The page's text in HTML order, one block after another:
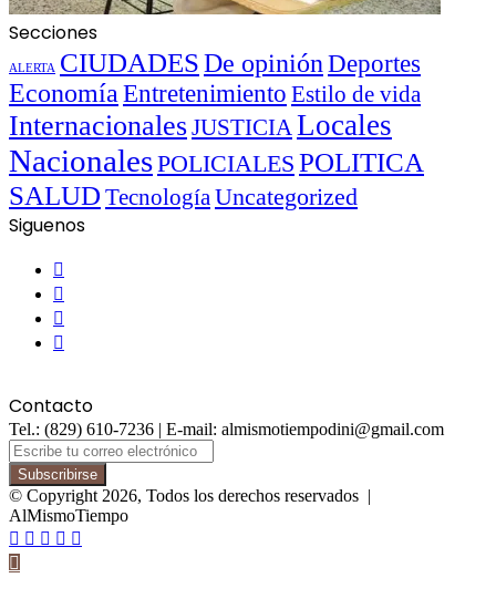
Secciones
ALERTA CIUDADESDe opinión Deportes
Economía Entretenimiento Estilo de vida
InternacionalesJUSTICIA Locales
NacionalesPOLICIALES POLITICA
SALUD Tecnología Uncategorized
Siguenos
Contacto
Tel.: (829) 610-7236 | E-mail: almismotiempodini@gmail.com
Escribe
tu
correo
electrónico
© Copyright 2026, Todos los derechos reservados |
AlMismoTiempo
Facebook
Twitter
WhatsApp
Telegram
Botón
volver